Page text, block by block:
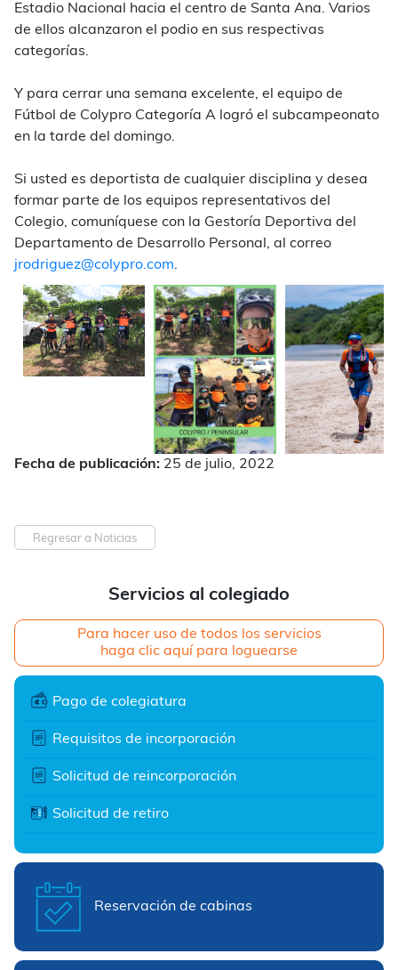
Servicios al colegiado
Para hacer uso de todos los servicios
haga clic aquí para loguearse
Pago de colegiatura
Requisitos de incorporación
Solicitud de reincorporación
Solicitud de retiro
Reservación de cabinas
Estadio Nacional hacia el centro de Santa Ana. Varios
de ellos alcanzaron el podio en sus respectivas
categorías.
Y para cerrar una semana excelente, el equipo de
Fútbol de Colypro Categoría A logró el subcampeonato
en la tarde del domingo.
Si usted es deportista de cualquier disciplina y desea
formar parte de los equipos representativos del
Colegio, comuníquese con la Gestoría Deportiva del
Departamento de Desarrollo Personal, al correo
jrodriguez@colypro.com.
Fecha de publicación: 25 de julio, 2022
Regresar a Noticias